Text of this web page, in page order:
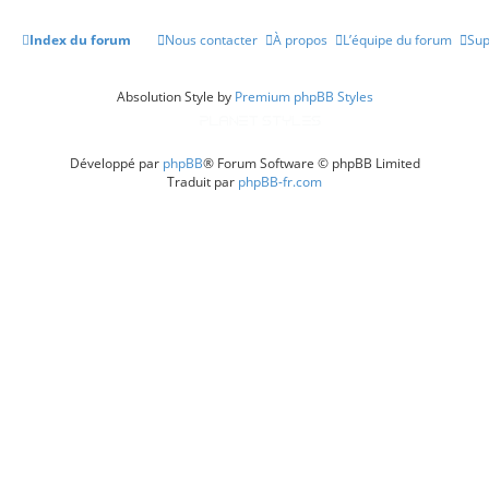
Index du forum L’équipe du forum
À propos
Nous contacter
Absolution Style by Premium phpBB Styles
Développé par phpBB® Forum Software © phpBB Limited
Traduit par phpBB-fr.com